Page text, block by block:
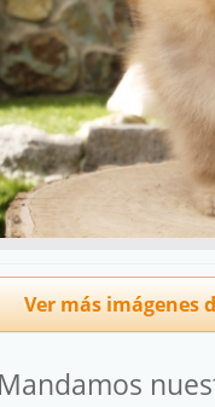
Ver más imágenes